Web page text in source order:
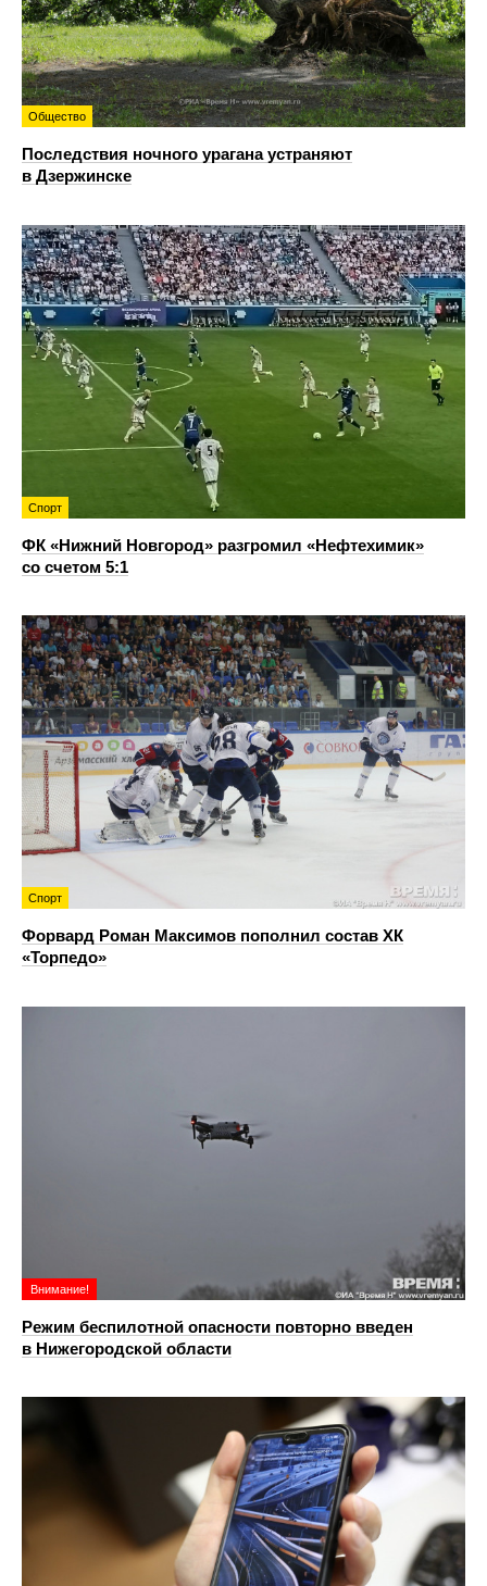
Общество
Последствия ночного урагана устраняют
в Дзержинске
Спорт
ФК «Нижний Новгород» разгромил «Нефтехимик»
со счетом 5:1
Спорт
Форвард Роман Максимов пополнил состав ХК
«Торпедо»
Внимание!
Режим беспилотной опасности повторно введен
в Нижегородской области